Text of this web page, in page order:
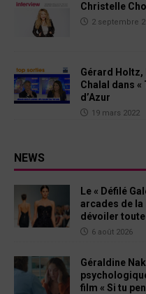
Christelle
2 septembre
Gérard Holtz,
Chalal dans «
d’Azur
19 mars 2022
NEWS
Le « Défilé
arcades de la
dévoiler
6 août 2026
Géraldine
film « Si tu